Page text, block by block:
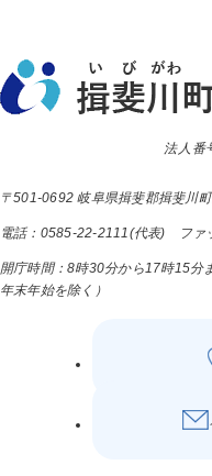
法人番
〒501-0692 岐阜県揖斐郡揖斐川
電話：0585-22-2111(代表) ファ
開庁時間：8時30分から17時15
年末年始を除く）